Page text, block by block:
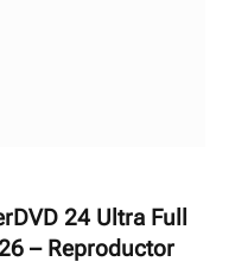
24 Ultra Full
– Reproductor